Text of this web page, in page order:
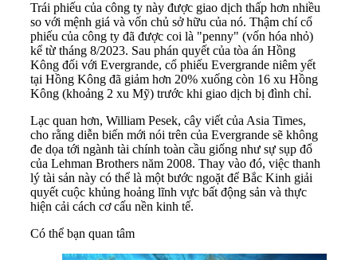
Trái phiếu của công ty này được giao dịch thấp hơn nhiều
so với mệnh giá và vốn chủ sở hữu của nó. Thậm chí cổ
phiếu của công ty đã được coi là "penny" (vốn hóa nhỏ)
kể từ tháng 8/2023. Sau phán quyết của tòa án Hồng
Kông đối với Evergrande, cổ phiếu Evergrande niêm yết
tại Hồng Kông đã giảm hơn 20% xuống còn 16 xu Hồng
Kông (khoảng 2 xu Mỹ) trước khi giao dịch bị đình chỉ.
Lạc quan hơn, William Pesek, cây viết của Asia Times,
cho rằng diễn biến mới nói trên của Evergrande sẽ không
đe dọa tới ngành tài chính toàn cầu giống như sự sụp đổ
của Lehman Brothers năm 2008. Thay vào đó, việc thanh
lý tài sản này có thể là một bước ngoặt để Bắc Kinh giải
quyết cuộc khủng hoảng lĩnh vực bất động sản và thực
hiện cải cách cơ cấu nền kinh tế.
Có thể bạn quan tâm